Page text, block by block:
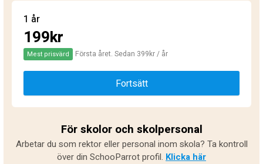
1 år
199kr
Mest prisvärd Första året. Sedan 399kr / år
Fortsätt
För skolor och skolpersonal
Arbetar du som rektor eller personal inom skola? Ta kontroll
över din SchooParrot profil. Klicka här